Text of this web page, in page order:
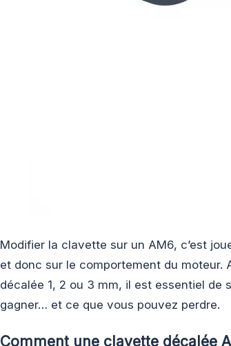
Modifier la clavette sur un AM6, c’est
et donc sur le comportement du moteur.
décalée 1, 2 ou 3 mm, il est essentiel de
gagner… et ce que vous pouvez perdre.
Comment une clavette décalée